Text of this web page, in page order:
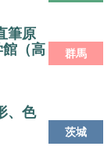
群馬
筆原
（高
茨城
、色